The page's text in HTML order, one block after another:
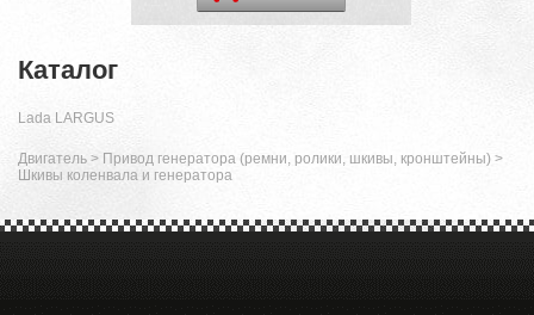
Каталог
Lada LARGUS
Двигатель > Привод генератора (ремни, ролики, шкивы, кронштейны) >
Шкивы коленвала и генератора